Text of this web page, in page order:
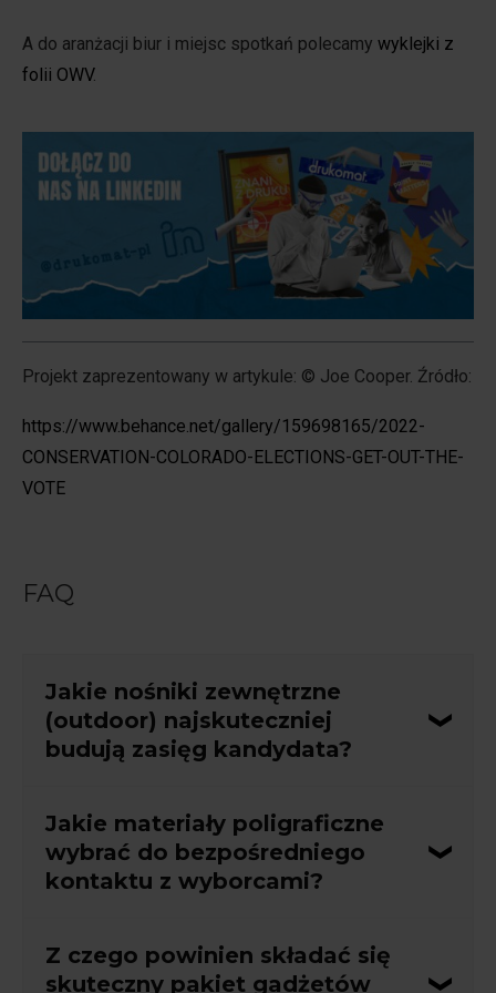
A do aranżacji biur i miejsc spotkań polecamy wyklejki z
folii OWV.
Projekt zaprezentowany w artykule: © Joe Cooper. Źródło:
https://www.behance.net/gallery/159698165/2022-
CONSERVATION-COLORADO-ELECTIONS-GET-OUT-THE-
VOTE
FAQ
Jakie nośniki zewnętrzne
(outdoor) najskuteczniej
budują zasięg kandydata?
W przestrzeni publicznej kluczowe znaczenie ma
widoczność z dużych odległości i masowość
przekazu. Największą skuteczność wykazują banery i
wolnostojących, plakaty wielkoformatowe
Jakie materiały poligraficzne
wybrać do bezpośredniego
kontaktu z wyborcami?
Podczas wieców, spotkań i dystrybucji
bezpośredniej, na przykład drogą pocztową, warto
Z czego powinien składać się
skuteczny pakiet gadżetów